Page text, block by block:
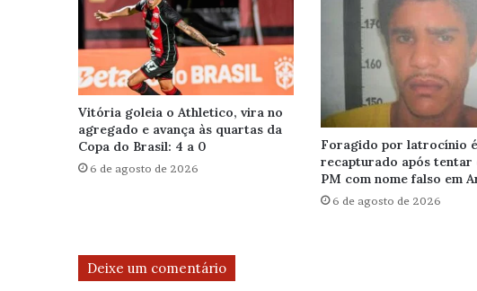
Vitória goleia o Athletico, vira no
agregado e avança às quartas da
Copa do Brasil: 4 a 0
6 de agosto de 2026
Foragido por latrocínio é
recapturado após tentar
PM com nome falso em
6 de agosto de 2026
Deixe um comentário